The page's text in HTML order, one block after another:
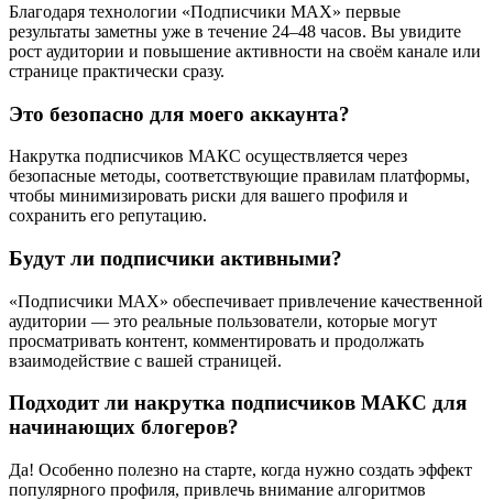
Благодаря технологии «Подписчики MAX» первые
результаты заметны уже в течение 24–48 часов. Вы увидите
рост аудитории и повышение активности на своём канале или
странице практически сразу.
Это безопасно для моего аккаунта?
Накрутка подписчиков МАКС осуществляется через
безопасные методы, соответствующие правилам платформы,
чтобы минимизировать риски для вашего профиля и
сохранить его репутацию.
Будут ли подписчики активными?
«Подписчики MAX» обеспечивает привлечение качественной
аудитории — это реальные пользователи, которые могут
просматривать контент, комментировать и продолжать
взаимодействие с вашей страницей.
Подходит ли накрутка подписчиков МАКС для
начинающих блогеров?
Да! Особенно полезно на старте, когда нужно создать эффект
популярного профиля, привлечь внимание алгоритмов